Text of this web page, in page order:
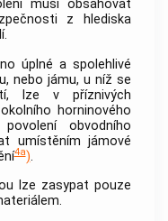
musí obsahovat
z hlediska
úplné a spolehlivé
nebo jámu, u níž se
lze v příznivých
horninového
obvodního
umístěním jámové
4a).
lze zasypat pouze